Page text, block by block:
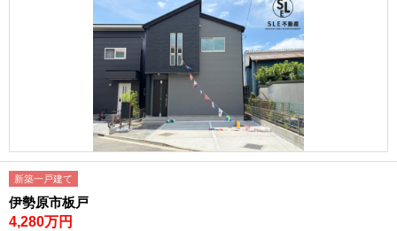
新築一戸建て
伊勢原市板戸
4,280万円